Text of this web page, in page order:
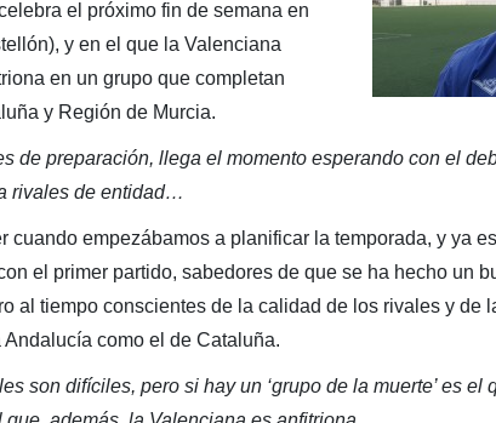
el próximo fin de semana en
y en el que la Valenciana
en un grupo que completan
y Región de Murcia.
de preparación, llega el momento esperando con el
rivales de entidad…
cuando empezábamos a planificar la temporada, y ya
el primer partido, sabedores de que se ha hecho un
al tiempo conscientes de la calidad de los rivales y de
Andalucía como el de Cataluña.
son difíciles, pero si hay un ‘grupo de la muerte’ es el